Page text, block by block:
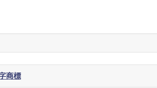
商標